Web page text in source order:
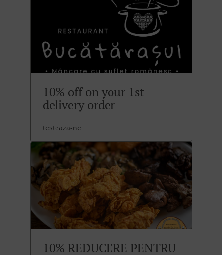
10% off on your 1st
delivery order
testeaza-ne
10% REDUCERE PENTRU